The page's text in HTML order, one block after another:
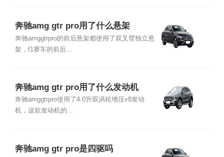
奔驰amg gtr pro用了什么悬架
奔驰amggtrpro的前后悬架都使用了双叉臂独立悬
架，f1赛车的前后...
奔驰amg gtr pro用了什么发动机
奔驰amggtrpro使用了4.0升双涡轮增压v8发动
机，这款发动机的...
奔驰amg gtr pro是四驱吗